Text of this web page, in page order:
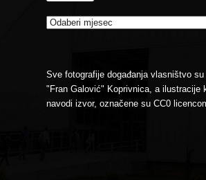
Sve fotografije događanja vlasništvo
"Fran Galović" Koprivnica, a ilustracije
navodi izvor, označene su CC0